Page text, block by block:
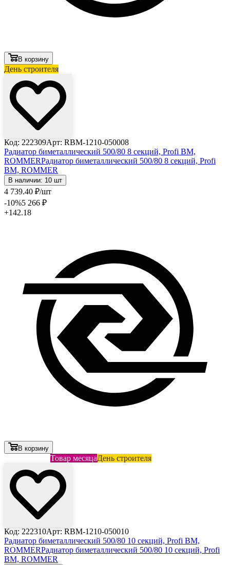
В корзину
День строителя
Код: 222309Арт: RBM-1210-050008
Радиатор биметаллический 500/80 8 секций, Profi BM,
ROMMERРадиатор биметаллический 500/80 8 секций, Profi
BM, ROMMER
В наличии: 10 шт
4 739.40 ₽/шт
-10%5 266 ₽
+142.18
В корзину
Товар месяцаДень строителя
Код: 222310Арт: RBM-1210-050010
Радиатор биметаллический 500/80 10 секций, Profi BM,
ROMMERРадиатор биметаллический 500/80 10 секций, Profi
BM, ROMMER